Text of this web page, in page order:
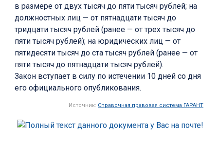
в размере от двух тысяч до пяти тысяч рублей; на
должностных лиц — от пятнадцати тысяч до
тридцати тысяч рублей (ранее — от трех тысяч до
пяти тысяч рублей); на юридических лиц — от
пятидесяти тысяч до ста тысяч рублей (ранее — от
пяти тысяч до пятнадцати тысяч рублей).
Закон вступает в силу по истечении 10 дней со дня
его официального опубликования.
Источник: Справочная правовая система ГАРАНТ